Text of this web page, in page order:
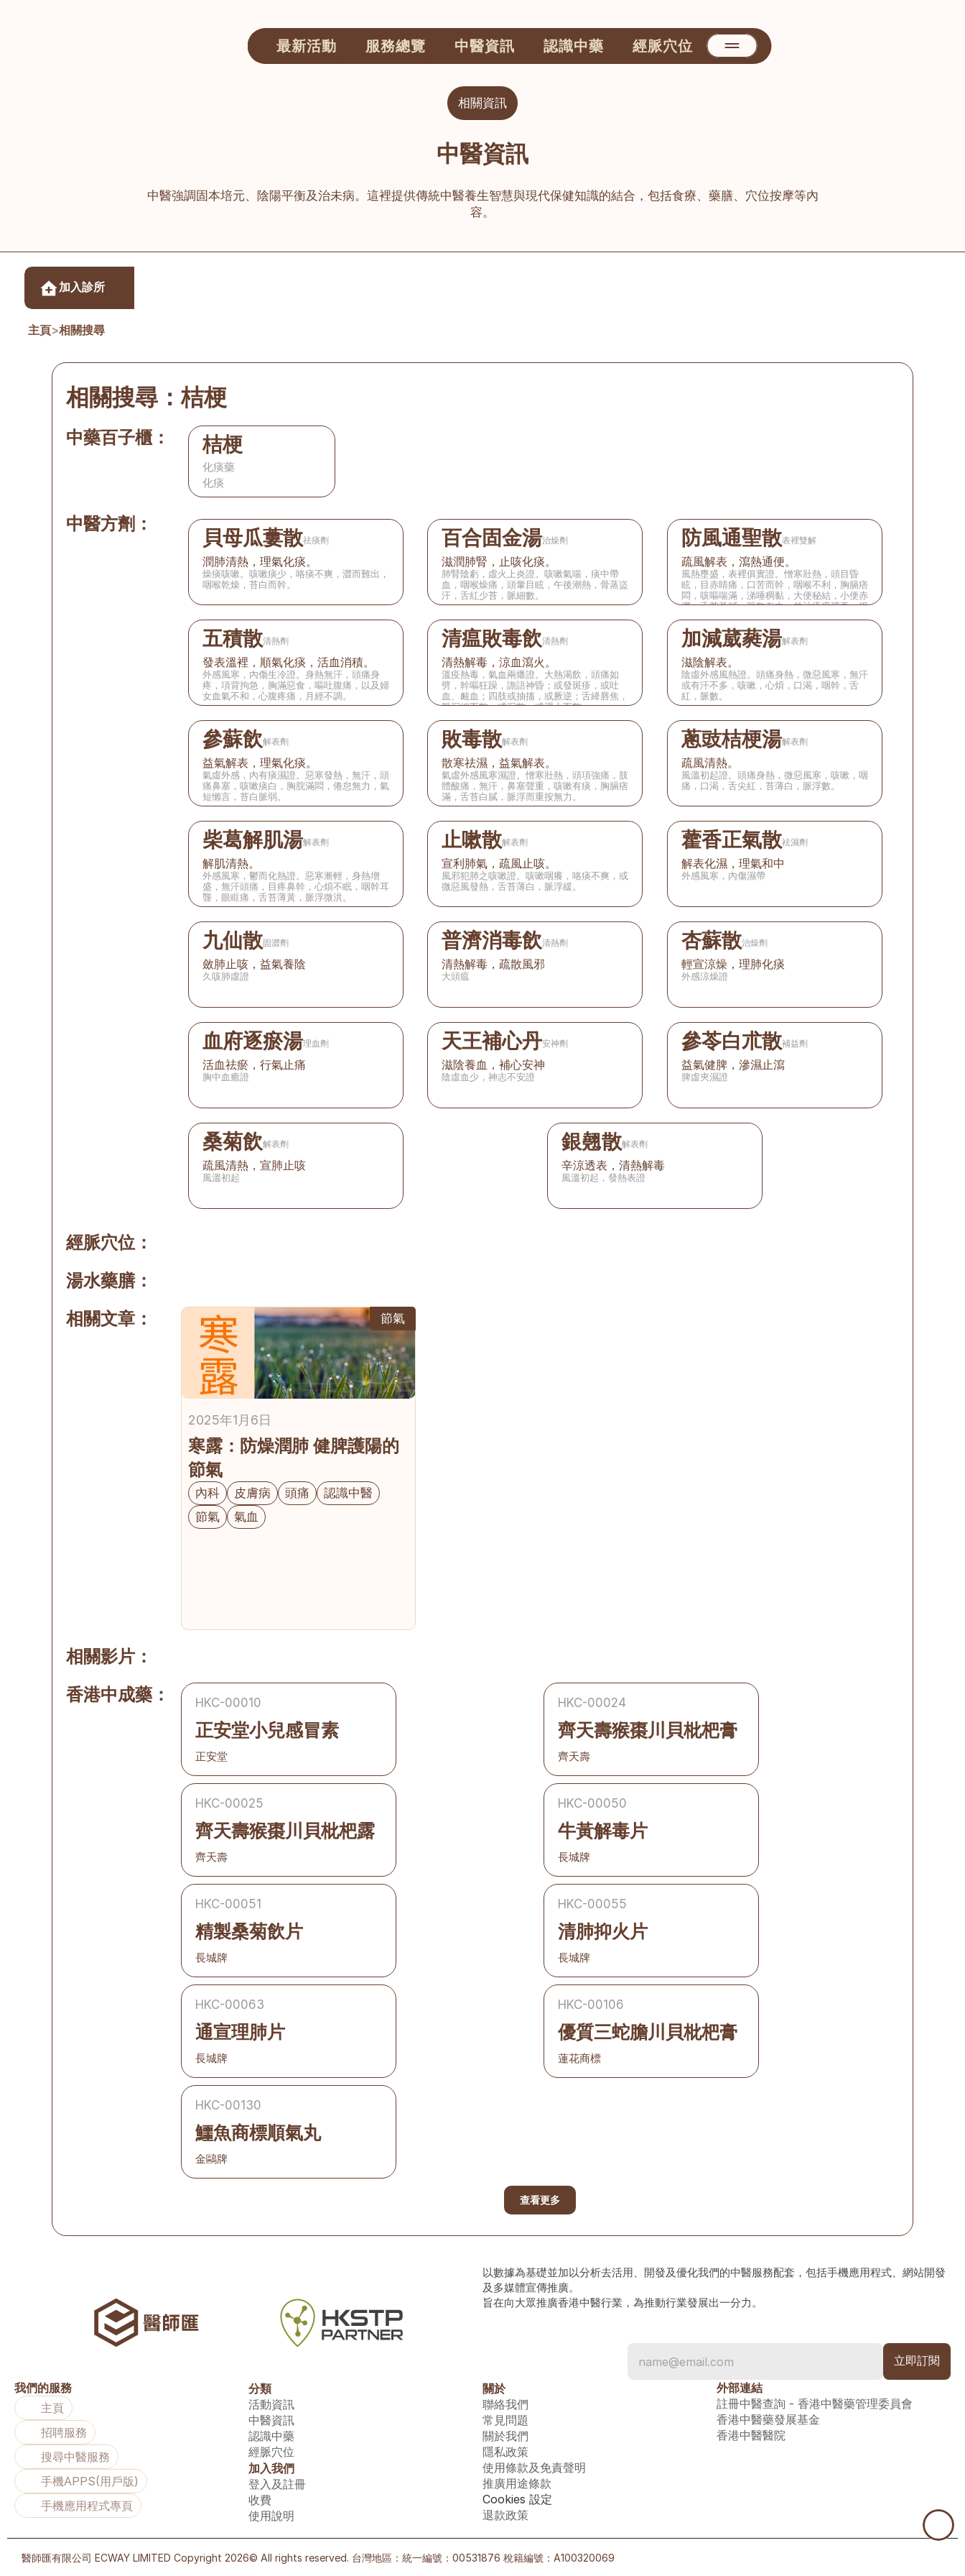
最新活動 服務總覽 中醫資訊 認識中藥 經脈穴位
相關資訊
中醫資訊
中醫強調固本培元、陰陽平衡及治未病。這裡提供傳統中醫養生智慧與現代保健知識的結合，包括食療、藥膳、穴位按摩等內
容。
加入診所
主頁>相關搜尋
相關搜尋：桔梗
中藥百子櫃： 桔梗
化痰藥
化痰
中醫方劑：
貝母瓜蔞散祛痰劑
潤肺清熱，理氣化痰。
燥痰咳嗽。咳嗽痰少，咯痰不爽，澀而難出，
咽喉乾燥，苔白而幹。
百合固金湯治燥劑
滋潤肺腎，止咳化痰。
肺腎陰虧，虛火上炎證。咳嗽氣喘，痰中帶
血，咽喉燥痛，頭暈目眩，午後潮熱，骨蒸盜
汗，舌紅少苔，脈細數。
防風通聖散表裡雙解
疏風解表，瀉熱通便。
風熱壅盛，表裡俱實證。憎寒壯熱，頭目昏
眩，目赤睛痛，口苦而幹，咽喉不利，胸膈痞
悶，咳嘔喘滿，涕唾稠黏，大便秘結，小便赤
澀，舌苔黃膩，脈數有力。並治瘡瘍腫毒，腸
五積散清熱劑
發表溫裡，順氣化痰，活血消積。
外感風寒，內傷生冷證。身熱無汗，頭痛身
疼，項背拘急，胸滿惡食，嘔吐腹痛，以及婦
女血氣不和，心腹疼痛，月經不調。
清瘟敗毒飲清熱劑
清熱解毒，涼血瀉火。
溫疫熱毒，氣血兩燔證。大熱渴飲，頭痛如
劈，幹嘔狂躁，譫語神昏；或發斑疹，或吐
血、衄血；四肢或抽搐，或厥逆；舌絳唇焦，
脈沉細而數，或沉數，或浮大而數。
加減葳蕤湯解表劑
滋陰解表。
陰虛外感風熱證。頭痛身熱，微惡風寒，無汗
或有汗不多，咳嗽，心煩，口渴，咽幹，舌
紅，脈數。
參蘇飲解表劑
益氣解表，理氣化痰。
氣虛外感，內有痰濕證。惡寒發熱，無汗，頭
痛鼻塞，咳嗽痰白，胸脘滿悶，倦怠無力，氣
短懶言，苔白脈弱。
敗毒散解表劑
散寒祛濕，益氣解表。
氣虛外感風寒濕證。憎寒壯熱，頭項強痛，肢
體酸痛，無汗，鼻塞聲重，咳嗽有痰，胸膈痞
滿，舌苔白膩，脈浮而重按無力。
蔥豉桔梗湯解表劑
疏風清熱。
風溫初起證。頭痛身熱，微惡風寒，咳嗽，咽
痛，口渴，舌尖紅，苔薄白，脈浮數。
柴葛解肌湯解表劑
解肌清熱。
外感風寒，鬱而化熱證。惡寒漸輕，身熱增
盛，無汗頭痛，目疼鼻幹，心煩不眠，咽幹耳
聾，眼眶痛，舌苔薄黃，脈浮微洪。
止嗽散解表劑
宣利肺氣，疏風止咳。
風邪犯肺之咳嗽證。咳嗽咽癢，咯痰不爽，或
微惡風發熱，舌苔薄白，脈浮緩。
藿香正氣散祛濕劑
解表化濕，理氣和中
外感風寒，內傷濕帶
九仙散固澀劑
斂肺止咳，益氣養陰
久咳肺虛證
普濟消毒飲清熱劑
清熱解毒，疏散風邪
大頭瘟
杏蘇散治燥劑
輕宣涼燥，理肺化痰
外感涼燥證
血府逐瘀湯理血劑
活血祛瘀，行氣止痛
胸中血癒證
天王補心丹安神劑
滋陰養血，補心安神
陰虛血少，神志不安證
參苓白朮散補益劑
益氣健脾，滲濕止瀉
脾虛夾濕證
桑菊飲解表劑
疏風清熱，宣肺止咳
風溫初起
銀翹散解表劑
辛涼透表，清熱解毒
風溫初起，發熱表證
經脈穴位：
湯水藥膳：
相關文章：
節氣
2025年1月6日
寒露：防燥潤肺 健脾護陽的
節氣
內科 皮膚病 頭痛
認識中醫
節氣
氣血
相關影片：
香港中成藥：
HKC-00010
正安堂小兒感冒素
正安堂
HKC-00024
齊天壽猴棗川貝枇杷膏
齊天壽
HKC-00025
齊天壽猴棗川貝枇杷露
齊天壽
HKC-00050
牛黃解毒片
長城牌
HKC-00051
精製桑菊飲片
長城牌
HKC-00055
清肺抑火片
長城牌
HKC-00063
通宣理肺片
長城牌
HKC-00106
優質三蛇膽川貝枇杷膏
蓮花商標
HKC-00130
鱷魚商標順氣丸
金鷗牌
查看更多
以數據為基礎並加以分析去活用、開發及優化我們的中醫服務配套，包括手機應用程式、網站開發
及多媒體宣傳推廣。
旨在向大眾推廣香港中醫行業，為推動行業發展出一分力。
我們的服務
主頁
招聘服務
搜尋中醫服務
手機APPS(用戶版)
手機應用程式專頁
分類
活動資訊
中醫資訊
認識中藥
經脈穴位
加入我們
登入及註冊
收費
使用說明
關於
聯絡我們
常見問題
關於我們
隱私政策
使用條款及免責聲明
推廣用途條款
Cookies 設定
退款政策
外部連結
註冊中醫查詢 - 香港中醫藥管理委員會
香港中醫藥發展基金
香港中醫醫院
醫師匯有限公司 ECWAY LIMITED Copyright 2026© All rights reserved. 台灣地區：統一編號：00531876 稅籍編號：A100320069